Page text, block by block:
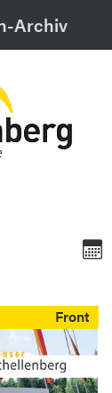
Archiv
Front